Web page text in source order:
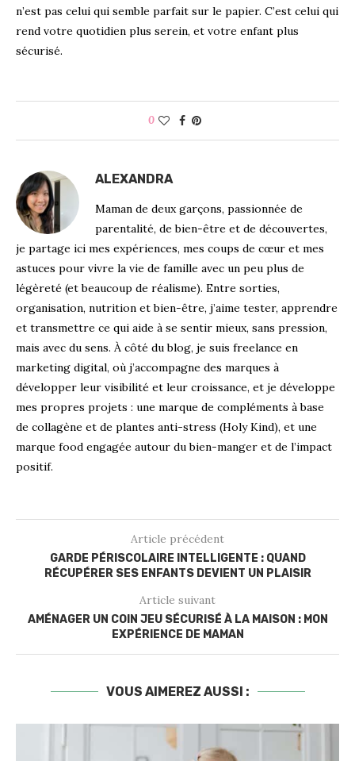
n’est pas celui qui semble parfait sur le papier. C’est celui qui
rend votre quotidien plus serein, et votre enfant plus
sécurisé.
0
ALEXANDRA
Maman de deux garçons, passionnée de
parentalité, de bien-être et de découvertes,
je partage ici mes expériences, mes coups de cœur et mes
astuces pour vivre la vie de famille avec un peu plus de
légèreté (et beaucoup de réalisme). Entre sorties,
organisation, nutrition et bien-être, j’aime tester, apprendre
et transmettre ce qui aide à se sentir mieux, sans pression,
mais avec du sens. À côté du blog, je suis freelance en
marketing digital, où j’accompagne des marques à
développer leur visibilité et leur croissance, et je développe
mes propres projets : une marque de compléments à base
de collagène et de plantes anti-stress (Holy Kind), et une
marque food engagée autour du bien-manger et de l’impact
positif.
Article précédent
GARDE PÉRISCOLAIRE INTELLIGENTE : QUAND
RÉCUPÉRER SES ENFANTS DEVIENT UN PLAISIR
Article suivant
AMÉNAGER UN COIN JEU SÉCURISÉ À LA MAISON : MON
EXPÉRIENCE DE MAMAN
VOUS AIMEREZ AUSSI :